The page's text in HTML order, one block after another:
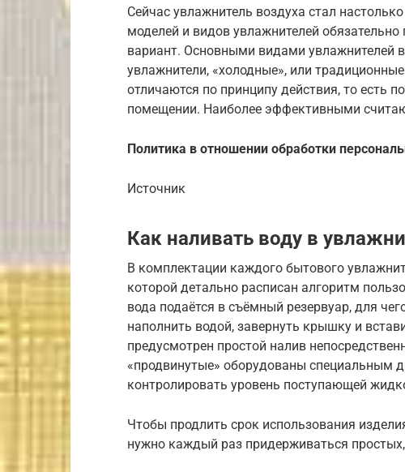
Сейчас увлажнитель воздуха стал
моделей и видов увлажнителей
вариант. Основными видами увлажнителей
увлажнители, «холодные», или
отличаются по принципу действия, то есть
помещении. Наиболее эффективными
Политика в отношении обработки
Источник
Как наливать воду в
В комплектации каждого бытового
которой детально расписан алгоритм
вода подаётся в съёмный резервуар, для
наполнить водой, завернуть крышку и
предусмотрен простой налив
«продвинутые» оборудованы специальным
контролировать уровень поступающей
Чтобы продлить срок использования
нужно каждый раз придерживаться